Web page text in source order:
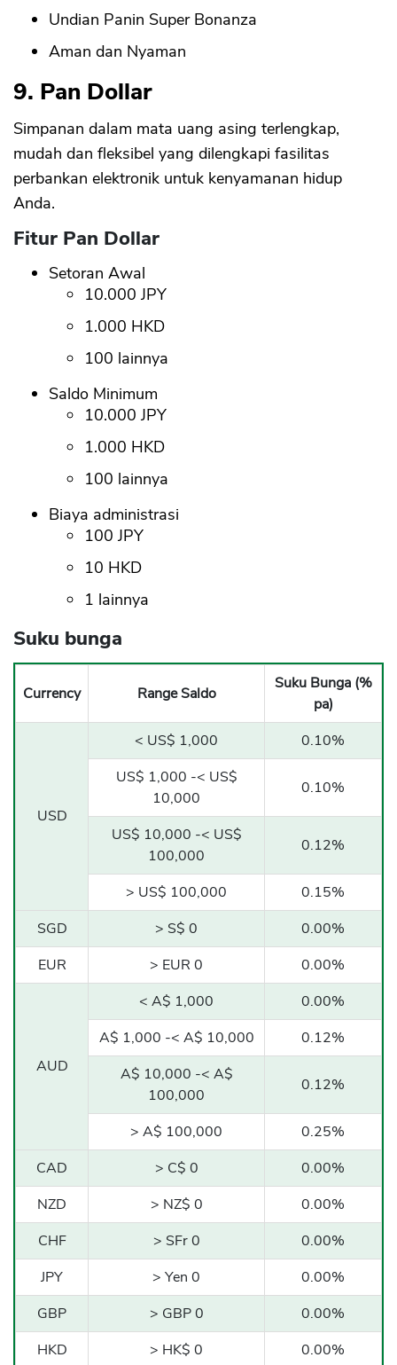
Undian Panin Super Bonanza
Aman dan Nyaman
9. Pan Dollar
Simpanan dalam mata uang asing terlengkap,
mudah dan fleksibel yang dilengkapi fasilitas
perbankan elektronik untuk kenyamanan hidup
Anda.
Fitur Pan Dollar
Setoran Awal
10.000 JPY
1.000 HKD
100 lainnya
Saldo Minimum
10.000 JPY
1.000 HKD
100 lainnya
Biaya administrasi
100 JPY
10 HKD
1 lainnya
Suku bunga
Currency Range Saldo
Suku Bunga (%
pa)
USD
< US$ 1,000
0.10%
US$ 1,000 -< US$
10,000
0.10%
US$ 10,000 -< US$
100,000
0.12%
> US$ 100,000
0.15%
SGD
> S$ 0
0.00%
EUR
> EUR 0 0.00%
AUD
< A$ 1,000
0.00%
A$ 1,000 -< A$ 10,000
0.12%
A$ 10,000 -< A$
100,000
0.12%
> A$ 100,000
0.25%
CAD
> C$ 0
0.00%
NZD
> NZ$ 0
0.00%
CHF
> SFr 0
0.00%
JPY
> Yen 0
0.00%
GBP
> GBP 0
0.00%
HKD
> HK$ 0 0.00%